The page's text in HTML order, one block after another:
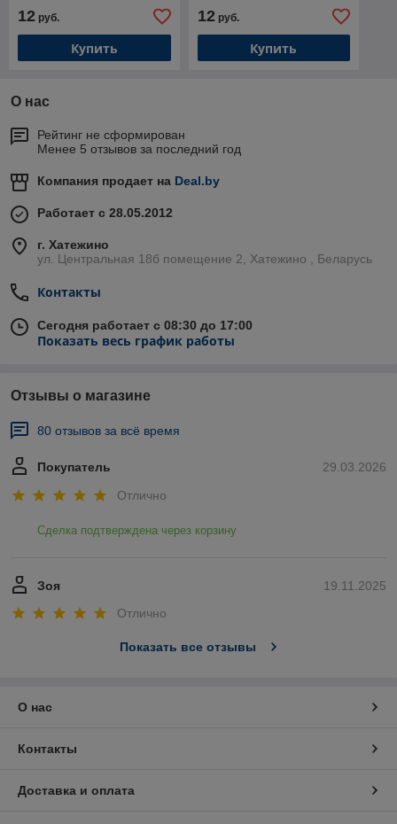
12 руб.
Купить
12руб.
Купить
О нас
Рейтинг не сформирован
Менее 5 отзывов за последний год
Компания продает на Deal.by
Работает с 28.05.2012
г. Хатежино
ул. Центральная 18б помещение 2, Хатежино , Беларусь
Контакты
Сегодня работает с 08:30 до 17:00
Показать весь график работы
Отзывы о магазине
80 отзывов за всё время
29.03.2026
Покупатель
Отлично
Сделка подтверждена через корзину
19.11.2025
Зоя
Отлично
Показать все отзывы
О нас
Контакты
Доставка и оплата